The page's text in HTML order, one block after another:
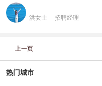
洪女士 招聘经理
上一页
热门城市